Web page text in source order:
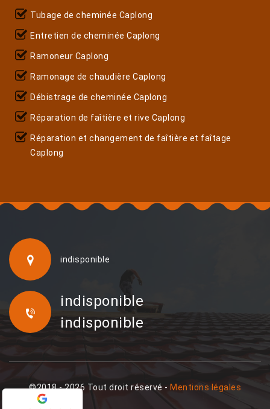
Tubage de cheminée Caplong
Entretien de cheminée Caplong
Ramoneur Caplong
Ramonage de chaudière Caplong
Débistrage de cheminée Caplong
Réparation de faîtière et rive Caplong
Réparation et changement de faîtière et faîtage
Caplong
indisponible
indisponible
indisponible
©2018 - 2026 Tout droit réservé - Mentions légales